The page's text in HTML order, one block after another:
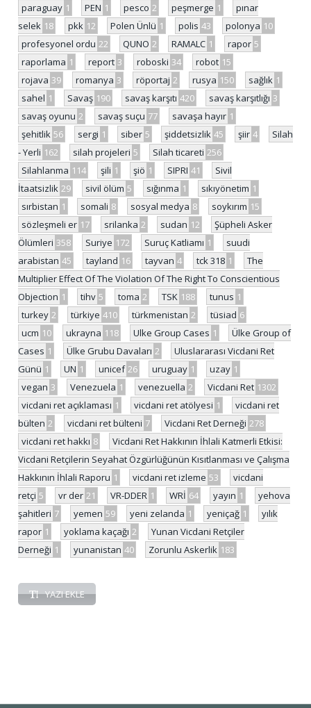
paraguay 1 PEN 1 pesco 2 peşmerge 1
pınar
selek 18 pkk 12 Polen Ünlü 1 polis 43 polonya 10
profesyonel ordu 22 QUNO 2 RAMALC 1 rapor 5
raporlama 1 report 3 roboski 34 robot 15
rojava 39 romanya 3 röportaj 2 rusya 150 sağlık 1
sahel 1 Savaş 190 savaş karşıtı 420 savaş karşıtlığı 3
savaş oyunu 2 savaş suçu 77 savaşa hayır 1
şehitlik 56 sergi 1 siber 5 şiddetsizlik 45 şiir 4
Silah
- Yerli 162 silah projeleri 5 Silah ticareti 256
Silahlanma 114 şili 1 şiö 1 SIPRI 41
Sivil
İtaatsizlik 29 sivil ölüm 5 sığınma 1 sıkıyönetim 1
sırbistan 1 somali 8 sosyal medya 8 soykırım 15
sözleşmeli er 17 srilanka 2 sudan 12
Şüpheli Asker
Ölümleri 358 Suriye 172 Suruç Katliamı 1
suudi
arabistan 45 tayland 16 tayvan 4 tck 318 1
The
Multiplier Effect Of The Violation Of The Right To Conscientious
Objection 1 tihv 5 toma 2 TSK 188 tunus 1
turkey 2 türkiye 410 türkmenistan 2 tüsiad 6
ucm 10 ukrayna 118 Ulke Group Cases 1
Ülke Group of
Cases 1 Ülke Grubu Davaları 2
Uluslararası Vicdani Ret
Günü 1 UN 1 unicef 26 uruguay 1 uzay 1
vegan 3 Venezuela 1 venezuella 2 Vicdani Ret 1302
vicdani ret açıklaması 1 vicdani ret atölyesi 1
vicdani ret
bülten 2 vicdani ret bülteni 7 Vicdani Ret Derneği 278
vicdani ret hakkı 8
Vicdani Ret Hakkının İhlali Katmerli Etkisi:
Vicdani Retçilerin Seyahat Özgürlüğünün Kısıtlanması ve Çalışma
Hakkının İhlali Raporu 1 vicdani ret izleme 53
vicdani
retçi 5 vr der 21 VR-DDER 1 WRİ 64 yayın 1
yehova
şahitleri 7 yemen 59 yeni zelanda 1 yeniçağ 1
yılık
rapor 1 yoklama kaçağı 2
Yunan Vicdani Retçiler
Derneği 1 yunanistan 40 Zorunlu Askerlik 183
YAZI EKLE